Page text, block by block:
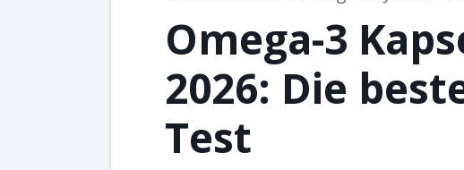
Omega-3
2026: Die
Test